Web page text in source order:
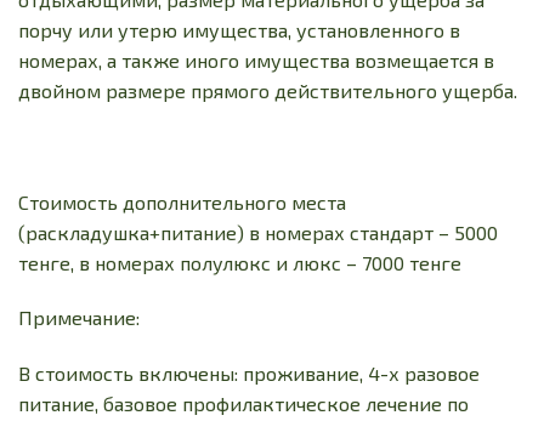
порчу или утерю имущества, установленного в
номерах, а также иного имущества возмещается в
двойном размере прямого действительного ущерба.
Стоимость дополнительного места
(раскладушка+питание) в номерах стандарт – 5000
тенге, в номерах полулюкс и люкс – 7000 тенге
Примечание:
В стоимость включены: проживание, 4-х разовое
питание, базовое профилактическое лечение по